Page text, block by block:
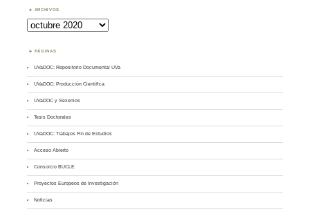
ARCHIVOS
Archivos
PÁGINAS
UVaDOC: Repositorio Documental UVa
UVaDOC: Producción Científica
UVaDOC y Sexenios
Tesis Doctorales
UVaDOC: Trabajos Fin de Estudios
Acceso Abierto
Consorcio BUCLE
Proyectos Europeos de Investigación
Noticias